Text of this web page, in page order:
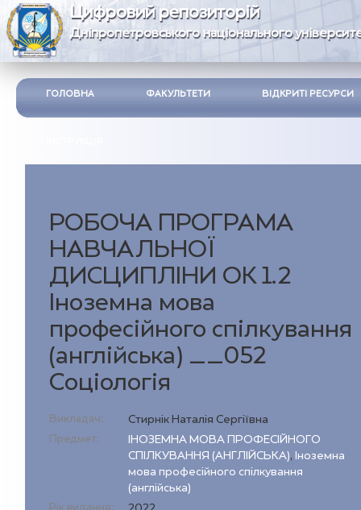
Цифровий репозиторій
Дніпропетровського національного
ГОЛОВНА ФАКУЛЬТЕТИ ВІДКРИТІ РЕСУРСИ
РОБОЧА ПРОГРАМА
НАВЧАЛЬНОЇ
ДИСЦИПЛІНИ ОК 1.2
Іноземна мова
професійного спілкування
(англійська) __052
Соціологія
Викладач: Стирнік Наталія Сергіївна
Предмет:
ІНОЗЕМНА МОВА ПРОФЕСІЙНОГО
СПІЛКУВАННЯ (АНГЛІЙСЬКА), Іноземна
мова професійного спілкування
(англійська)
Рік видання: